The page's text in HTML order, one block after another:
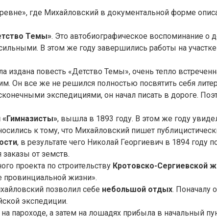
где Михайловский в документальной форме
Темы». Это автобиографическое воспоминание о
В этом же году завершились работы на
издана повесть «Детство Темы», очень тепло
Он все же не решился полностью посвятить себя
экспедициями, он начал писать в дороге.
«Гимназисты», вышла в 1893 году. В этом же году
к тому, что Михайловский пишет
, в результате чего Николай Георгиевич в 1894 году
от земств.
проекта по строительству Кротовско-Сергиевской
провинциальной жизни».
позволил себе небольшой отдых. Поначалу
экспедиции.
пароходе, а затем на лошадях прибыла в начальный